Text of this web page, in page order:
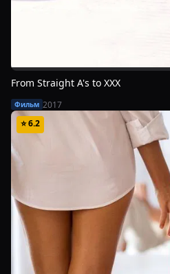
From Straight A's to XXX
Фильм 2017
⭐6.2